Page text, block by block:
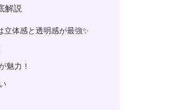
解説
体感と透明感が最強✨
魅力！